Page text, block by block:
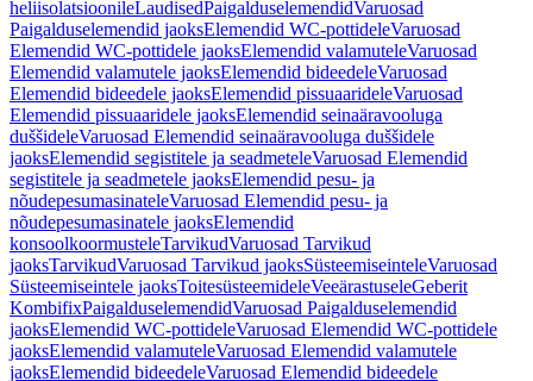
heliisolatsioonileLaudisedPaigalduselemendidVaruosad
Paigalduselemendid jaoksElemendid WC-pottideleVaruosad
Elemendid WC-pottidele jaoksElemendid valamuteleVaruosad
Elemendid valamutele jaoksElemendid bideedeleVaruosad
Elemendid bideedele jaoksElemendid pissuaarideleVaruosad
Elemendid pissuaaridele jaoksElemendid seinaäravooluga
duššideleVaruosad Elemendid seinaäravooluga duššidele
jaoksElemendid segistitele ja seadmeteleVaruosad Elemendid
segistitele ja seadmetele jaoksElemendid pesu- ja
nõudepesumasinateleVaruosad Elemendid pesu- ja
nõudepesumasinatele jaoksElemendid
konsoolkoormusteleTarvikudVaruosad Tarvikud
jaoksTarvikudVaruosad Tarvikud jaoksSüsteemiseinteleVaruosad
Süsteemiseintele jaoksToitesüsteemideleVeeärastuseleGeberit
KombifixPaigalduselemendidVaruosad Paigalduselemendid
jaoksElemendid WC-pottideleVaruosad Elemendid WC-pottidele
jaoksElemendid valamuteleVaruosad Elemendid valamutele
jaoksElemendid bideedeleVaruosad Elemendid bideedele